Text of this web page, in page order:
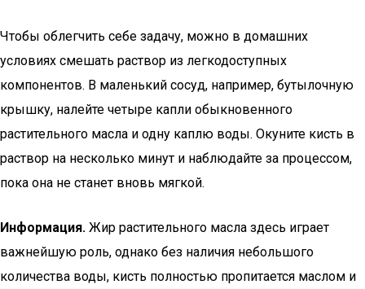
Чтобы облегчить себе задачу, можно в домашних
условиях смешать раствор из легкодоступных
компонентов. В маленький сосуд, например, бутылочную
крышку, налейте четыре капли обыкновенного
растительного масла и одну каплю воды. Окуните кисть в
раствор на несколько минут и наблюдайте за процессом,
пока она не станет вновь мягкой.
Информация. Жир растительного масла здесь играет
важнейшую роль, однако без наличия небольшого
количества воды, кисть полностью пропитается маслом и